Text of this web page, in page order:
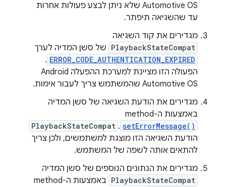
Automotive OS שלא ניתן לבצע פעולות אחרות
עד שהשגיאה תיפתר.
מגדירים את קוד השגיאה
PlaybackStateCompat של סשן המדיה לערך
ERROR_CODE_AUTHENTICATION_EXPIRED
.
הפעולה הזו מציינת למערכת ההפעלה Android
Automotive OS שהמשתמש צריך לעבור אימות.
מגדירים את הודעת השגיאה של סשן המדיה
באמצעות ה-method‏
setErrorMessage()
.
PlaybackStateCompat
הודעת השגיאה הזו מוצגת למשתמשים, ולכן צריך
להתאים אותה לשפה של המשתמש.
מגדירים את הנתונים הנוספים של סשן המדיה
PlaybackStateCompat באמצעות ה-method‏